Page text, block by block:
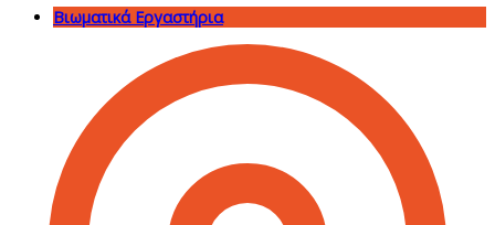
Βιωματικά Εργαστήρια